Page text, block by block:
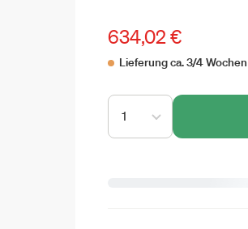
634,02 €
Lieferung ca. 3/4 Wochen
1